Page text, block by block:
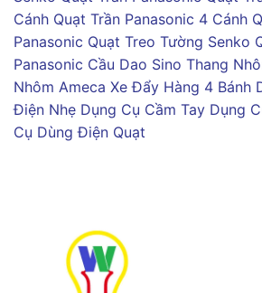
Cánh Quạt Trần Panasonic 4 Cánh
Panasonic Quạt Treo Tường Senko
Panasonic Cầu Dao Sino Thang
Nhôm Ameca Xe Đẩy Hàng 4 Bánh
Điện Nhẹ Dụng Cụ Cầm Tay Dụng
Cụ Dùng Điện Quạt